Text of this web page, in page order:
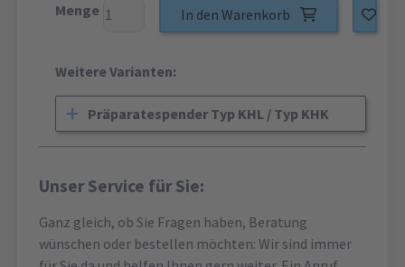
Menge In den Warenkorb
Weitere Varianten:
Präparatespender Typ KHL / Typ KHK
Unser Service für Sie:
Ganz gleich, ob Sie Fragen haben, Beratung
wünschen oder bestellen möchten: Wir sind immer